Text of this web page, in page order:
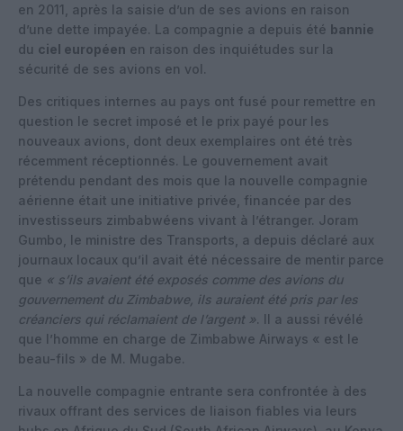
en 2011, après la saisie d’un de ses avions en raison
d’une dette impayée. La compagnie a depuis été bannie
du ciel européen en raison des inquiétudes sur la
sécurité de ses avions en vol.
Des critiques internes au pays ont fusé pour remettre en
question le secret imposé et le prix payé pour les
nouveaux avions, dont deux exemplaires ont été très
récemment réceptionnés. Le gouvernement avait
prétendu pendant des mois que la nouvelle compagnie
aérienne était une initiative privée, financée par des
investisseurs zimbabwéens vivant à l’étranger. Joram
Gumbo, le ministre des Transports, a depuis déclaré aux
journaux locaux qu’il avait été nécessaire de mentir parce
que « s’ils avaient été exposés comme des avions du
gouvernement du Zimbabwe, ils auraient été pris par les
créanciers qui réclamaient de l’argent ». Il a aussi révélé
que l’homme en charge de Zimbabwe Airways « est le
beau-fils » de M. Mugabe.
La nouvelle compagnie entrante sera confrontée à des
rivaux offrant des services de liaison fiables via leurs